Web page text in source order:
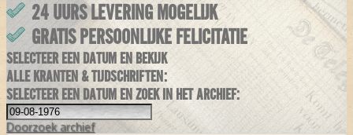
24 UURS LEVERING MOGELIJK
GRATIS PERSOONLIJKE FELICITATIE
SELECTEER EEN DATUM EN BEKIJK
ALLE KRANTEN & TIJDSCHRIFTEN:
SELECTEER EEN DATUM EN ZOEK IN HET ARCHIEF:
Doorzoek archief